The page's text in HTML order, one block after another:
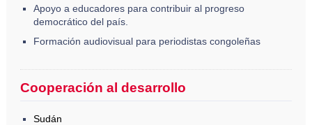
Apoyo a educadores para contribuir al progreso
democrático del país.
Formación audiovisual para periodistas congoleñas
Cooperación al desarrollo
Sudán